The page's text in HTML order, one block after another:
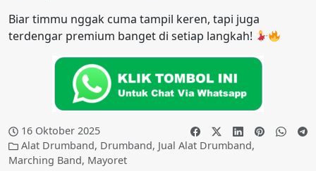
Biar timmu nggak cuma tampil keren, tapi juga
terdengar premium banget di setiap langkah!
16 Oktober 2025
Alat Drumband, Drumband, Jual Alat Drumband,
Marching Band, Mayoret